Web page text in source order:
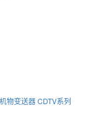
物变送器 CDTV系列